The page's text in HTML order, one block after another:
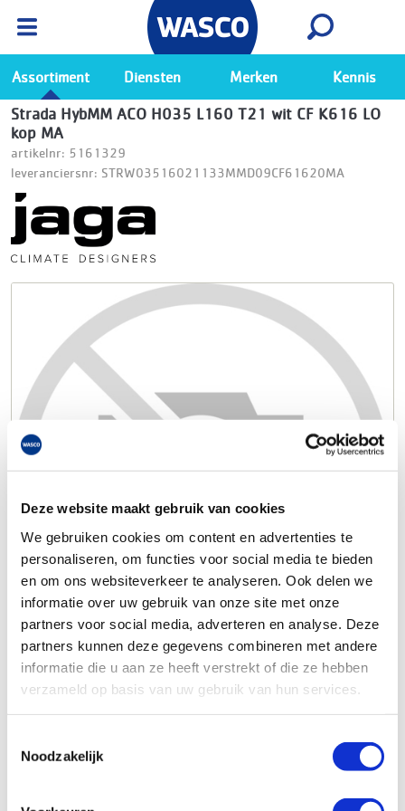
Deze website maakt gebruik van cookies
We gebruiken cookies om content en advertenties te
personaliseren, om functies voor social media te bieden
en om ons websiteverkeer te analyseren. Ook delen we
informatie over uw gebruik van onze site met onze
partners voor social media, adverteren en analyse. Deze
partners kunnen deze gegevens combineren met andere
informatie die u aan ze heeft verstrekt of die ze hebben
verzameld op basis van uw gebruik van hun services.
Noodzakelijk
Ga naar de Wasco app
Bekijk
Assortiment Diensten Merken Kennis
Strada HybMM ACO H035 L160 T21 wit CF K616 LO
kop MA
artikelnr: 5161329
leveranciersnr: STRW03516021133MMD09CF61620MA